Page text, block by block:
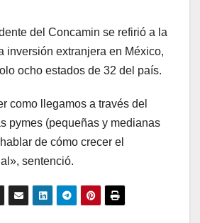
del Concamin se refirió a la
inversión extranjera en México,
ocho estados de 32 del país.
como llegamos a través del
pymes (pequeñas y medianas
de cómo crecer el
sentenció.